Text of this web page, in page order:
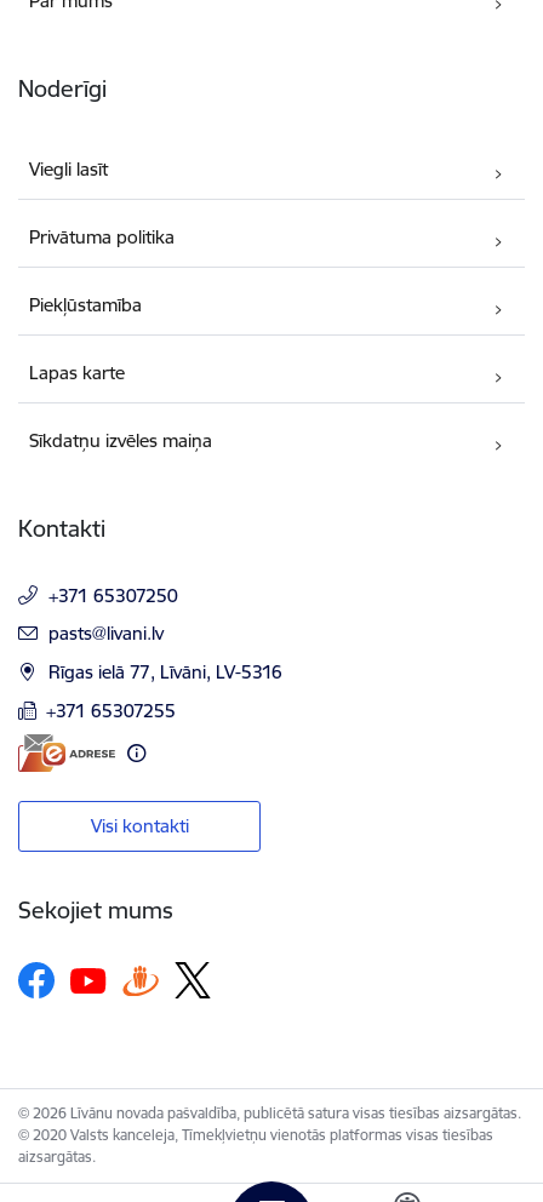
Noderīgi
Viegli lasīt
Privātuma politika
Piekļūstamība
Lapas karte
Sīkdatņu izvēles maiņa
Kontakti
+371 65307250
E-pasts:
pasts@livani.lv
Rīgas ielā 77, Līvāni, LV-5316
+371 65307255
Visi kontakti
Sekojiet mums
© 2026 Līvānu novada pašvaldība, publicētā satura visas tiesības aizsargātas.
© 2020 Valsts kanceleja, Tīmekļvietņu vienotās platformas visas tiesības
aizsargātas.